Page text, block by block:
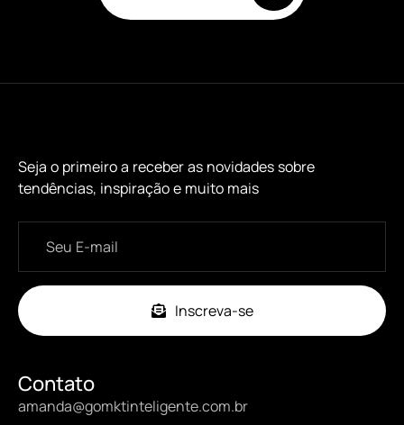
Seja o primeiro a receber as novidades sobre
tendências, inspiração e muito mais
Inscreva-se
Contato
amanda@gomktinteligente.com.br